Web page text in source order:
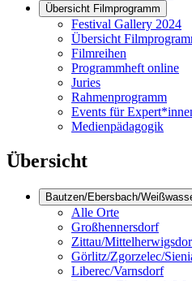
Übersicht Filmprogramm
Festival Gallery 2024
Übersicht
Filmreihen
Programmheft online
Juries
Rahmenprogramm
Events für
Medienpädagogik
Übersicht
Bautzen/Ebersbach/
Alle Orte
Großhennersdorf
Zittau/
Görlitz/Zgorzelec/
Liberec/Varnsdorf